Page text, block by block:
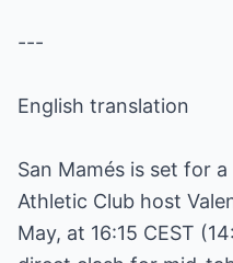
---
English translation
San Mamés is set for
Athletic Club host
May, at 16:15 CEST